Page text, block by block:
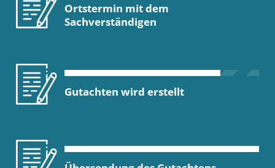
Ortstermin mit dem
Sachverständigen
Gutachten wird erstellt